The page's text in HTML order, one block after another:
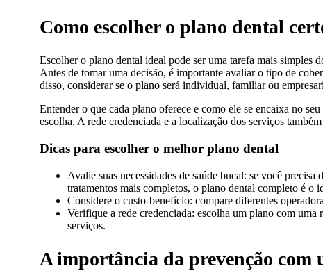
Como escolher o plano dental
Escolher o plano dental ideal pode ser uma tarefa mais simples
Antes de tomar uma decisão, é importante avaliar o tipo de
disso, considerar se o plano será individual, familiar ou
Entender o que cada plano oferece e como ele se encaixa no
escolha. A rede credenciada e a localização dos serviços
Dicas para escolher o melhor plano dental
Avalie suas necessidades de saúde bucal: se você
tratamentos mais completos, o plano dental completo é o
Considere o custo-benefício: compare diferentes
Verifique a rede credenciada: escolha um plano com uma
serviços.
A importância da prevenção com